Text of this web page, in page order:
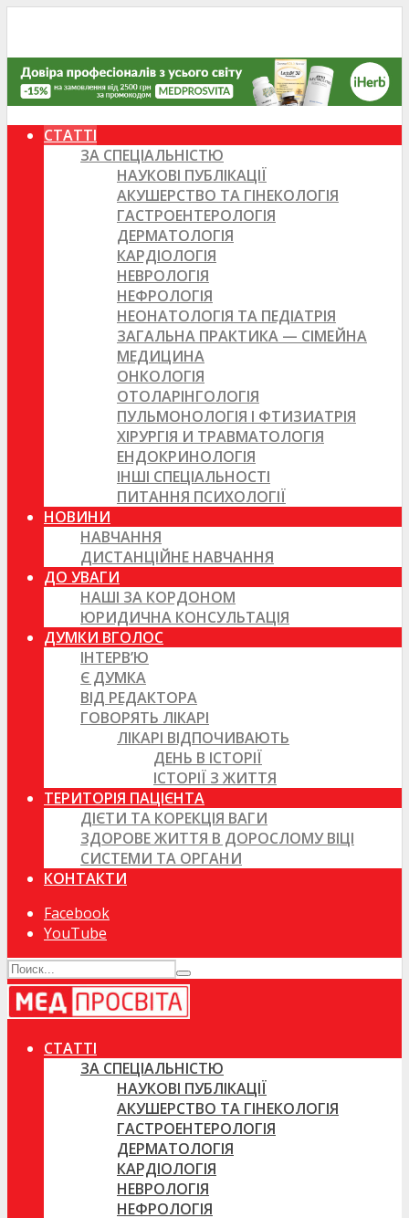
СТАТТІ
ЗА СПЕЦІАЛЬНІСТЮ
НАУКОВІ ПУБЛІКАЦІЇ
АКУШЕРСТВО ТА ГІНЕКОЛОГІЯ
ГАСТРОЕНТЕРОЛОГІЯ
ДЕРМАТОЛОГІЯ
КАРДІОЛОГІЯ
НЕВРОЛОГІЯ
НЕФРОЛОГІЯ
НЕОНАТОЛОГІЯ ТА ПЕДІАТРІЯ
ЗАГАЛЬНА ПРАКТИКА — СІМЕЙНА
МЕДИЦИНА
ОНКОЛОГІЯ
ОТОЛАРІНГОЛОГІЯ
ПУЛЬМОНОЛОГІЯ І ФТИЗИАТРІЯ
ХІРУРГІЯ И ТРАВМАТОЛОГІЯ
ЕНДОКРИНОЛОГІЯ
ІНШІ СПЕЦІАЛЬНОСТІ
ПИТАННЯ ПСИХОЛОГІЇ
НОВИНИ
НАВЧАННЯ
ДИСТАНЦІЙНЕ НАВЧАННЯ
ДО УВАГИ
НАШІ ЗА КОРДОНОМ
ЮРИДИЧНА КОНСУЛЬТАЦІЯ
ДУМКИ ВГОЛОС
ІНТЕРВ’Ю
Є ДУМКА
ВІД РЕДАКТОРА
ГОВОРЯТЬ ЛІКАРІ
ЛІКАРІ ВІДПОЧИВАЮТЬ
ДЕНЬ В ІСТОРІЇ
ІСТОРІЇ З ЖИТТЯ
ТЕРИТОРІЯ ПАЦІЄНТА
ДІЄТИ ТА КОРЕКЦІЯ ВАГИ
ЗДОРОВЕ ЖИТТЯ В ДОРОСЛОМУ ВІЦІ
СИСТЕМИ ТА ОРГАНИ
КОНТАКТИ
Facebook
YouTube
СТАТТІ
ЗА СПЕЦІАЛЬНІСТЮ
НАУКОВІ ПУБЛІКАЦІЇ
АКУШЕРСТВО ТА ГІНЕКОЛОГІЯ
ГАСТРОЕНТЕРОЛОГІЯ
ДЕРМАТОЛОГІЯ
КАРДІОЛОГІЯ
НЕВРОЛОГІЯ
НЕФРОЛОГІЯ